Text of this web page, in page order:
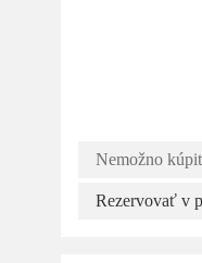
Nemožno
Rezervovať v